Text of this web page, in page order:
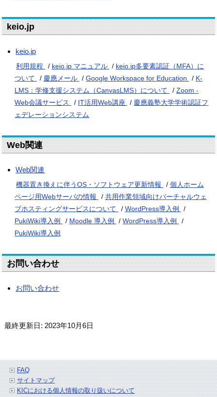
keio.jp
keio.jp
利用規程 / keio.jp マニュアル / keio.jp多要素認証（MFA）に
ついて
/ 慶應メール /Google Workspace for Education / K-
LMS：学修支援システム（CanvasLMS）について
/ Zoom -
Web会議サービス
/ IT活用Web講座 / 慶應義塾大学学術認証フ
ェデレーションシステム
Web関連
Web関連
機器置き換えに伴うOS・ソフトウェア更新情報 / 個人ホーム
ページ用Webサーバの情報
/ 共用作業領域向けバーチャルウェ
ブホスティングサービスについて
/ WordPress導入例
/
PukiWiki導入例
/ Moodle 導入例 /WordPress導入例
/
PukiWiki導入例
お問い合わせ
お問い合わせ
最終更新日: 2023年10月6日
FAQ
サイトマップ
KICにおける個人情報の取り扱いについて